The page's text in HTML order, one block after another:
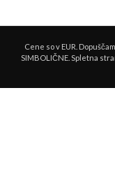
Cene so v EUR.
SIMBOLIČNE. Spletna